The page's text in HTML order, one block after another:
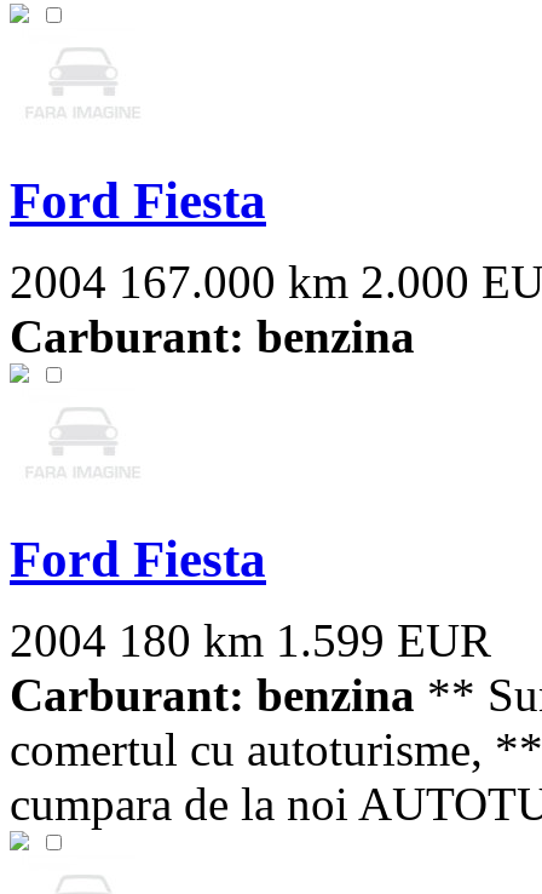
Ford Fiesta
2004 167.000 km 2.000
Carburant: benzina
Ford Fiesta
2004 180 km 1.599 EUR
Carburant: benzina **
comertul cu autoturisme,
cumpara de la noi